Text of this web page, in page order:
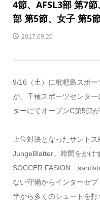
4節、AFSL3部 第7
部 第5節、女子 第5
2017.09.20
9/16（土）に枇杷島スポ
が、千種スポーツセンタ
ターにてオープンC第5節が
上位対決となったサント
JungeBlatter。時間をかけ
SOCCER FASION
ない守備からインターセ
半から多くのシュートを